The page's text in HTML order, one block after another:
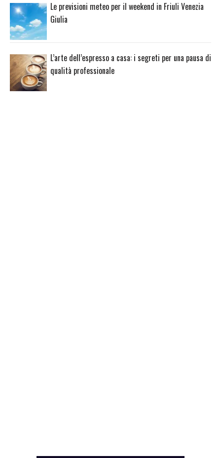
Le previsioni meteo per il weekend in Friuli Venezia
Giulia
L’arte dell’espresso a casa: i segreti per una pausa di
qualità professionale